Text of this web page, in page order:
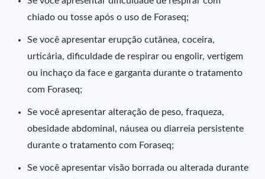
chiado ou tosse após o uso de Foraseq;
Se você apresentar erupção cutânea, coceira,
urticária, dificuldade de respirar ou engolir, vertigem
ou inchaço da face e garganta durante o tratamento
com Foraseq;
Se você apresentar alteração de peso, fraqueza,
obesidade abdominal, náusea ou diarreia persistente
durante o tratamento com Foraseq;
Se você apresentar visão borrada ou alterada durante